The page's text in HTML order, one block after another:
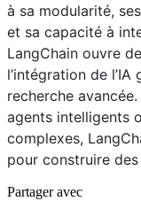
à sa modularité,
et sa capacité à
LangChain ouvre
l’intégration de
recherche
agents intelligents
complexes,
pour construire
Partager avec